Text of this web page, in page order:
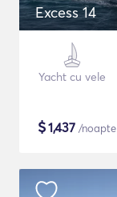
Excess 14
Yacht cu vele
$1,437 /noapte